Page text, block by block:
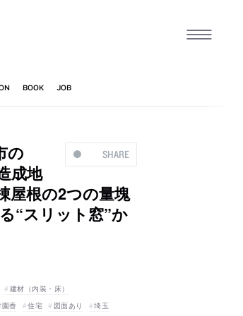
SHARE
の
成地
屋根の2つの量塊
“スリット窓”か
建材（内装・床）
香 住宅 図面あり 埼玉